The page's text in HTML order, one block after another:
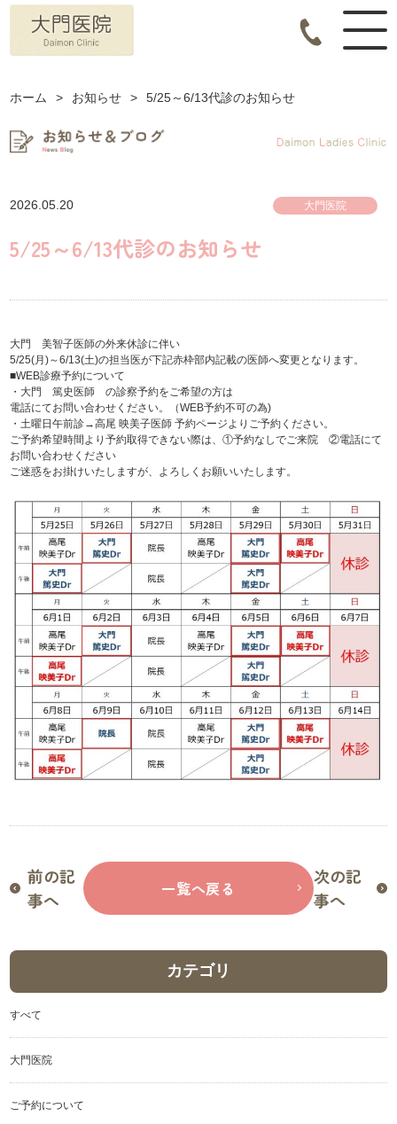
ホーム > お知らせ > 5/25～6/13代診のお知らせ
2026.05.20 大門医院
5/25～6/13代診のお知らせ
大門 美智子医師の外来休診に伴い
5/25(月)～6/13(土)の担当医が下記赤枠部内記載の医師へ変更となります。
■WEB診療予約について
・大門 篤史医師 の診察予約をご希望の方は
電話にてお問い合わせください。（WEB予約不可の為)
・土曜日午前診→高尾 映美子医師 予約ページよりご予約ください。
ご予約希望時間より予約取得できない際は、①予約なしでご来院 ②電話にて
お問い合わせください
ご迷惑をお掛けいたしますが、よろしくお願いいたします。
前の記
事へ
一覧へ戻る
次の記
事へ
カテゴリ
すべて
大門医院
ご予約について